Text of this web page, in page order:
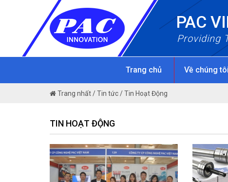
PAC
Providing
Trang chủ Về chúng tôi
Trang nhất/Tin tức/Tin Hoạt Động
TIN HOẠT ĐỘNG